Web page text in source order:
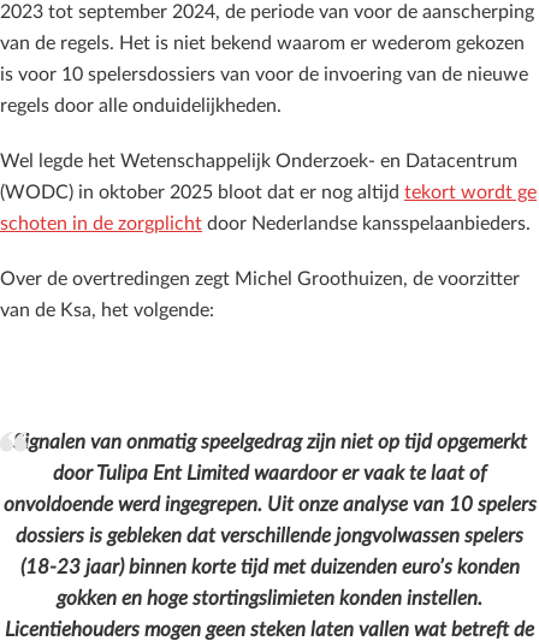
2023 tot september 2024, de periode van voor de aanscherping
van de regels. Het is niet bekend waarom er wederom gekozen
is voor 10 spelersdossiers van voor de invoering van de nieuwe
regels door alle onduidelijkheden.
Wel legde het Wetenschappelijk Onderzoek- en Datacentrum
(WODC) in oktober 2025 bloot dat er nog altijd tekort wordt ge
schoten in de zorgplicht door Nederlandse kansspelaanbieders.
Over de overtredingen zegt Michel Groothuizen, de voorzitter
van de Ksa, het volgende:
Signalen van onmatig speelgedrag zijn niet op tijd opgemerkt
door Tulipa Ent Limited waardoor er vaak te laat of
onvoldoende werd ingegrepen. Uit onze analyse van 10 spelers
dossiers is gebleken dat verschillende jongvolwassen spelers
(18-23 jaar) binnen korte tijd met duizenden euro’s konden
gokken en hoge stortingslimieten konden instellen.
Licentiehouders mogen geen steken laten vallen wat betreft de